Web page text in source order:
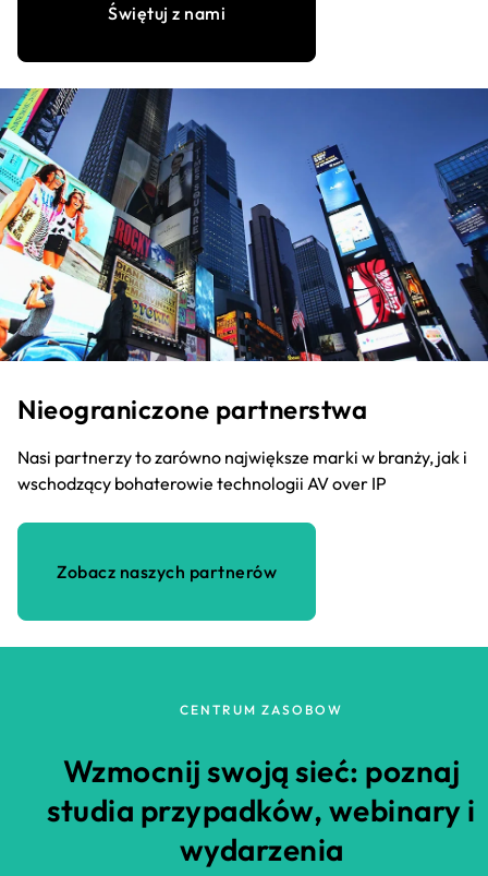
Świętuj z nami
Nieograniczone partnerstwa
Nasi partnerzy to zarówno największe marki w branży, jak i
wschodzący bohaterowie technologii AV over IP
Zobacz naszych partnerów
CENTRUM ZASOBOW
Wzmocnij swoją sieć: poznaj
studia przypadków, webinary i
wydarzenia